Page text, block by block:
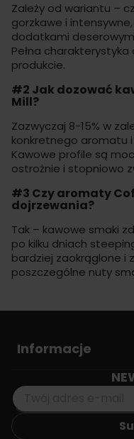
Zależy od wariantu –
gorzkawe i
dodatkami
Pełna
produkcie.
#2 Jak dozować
Mill?
Zazwyczaj 8-15% w
konkretnego aromatu
Kawowe profile są
ostrożnie i stopniowo
#3 Czy aromaty
dojrzewania?
Tak – kawowe smaki
po kilku dniach
bardziej zaokrąglone i
poszczególne nuty
Informacje